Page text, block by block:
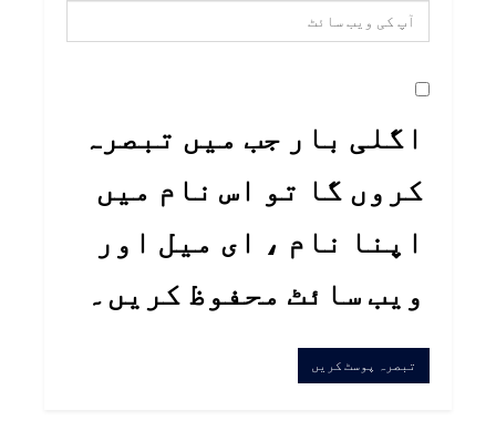
اگلی بار جب میں تبصرہ
کروں گا تو اس نام میں
اپنا نام ، ای میل اور
ویب سائٹ محفوظ کریں۔